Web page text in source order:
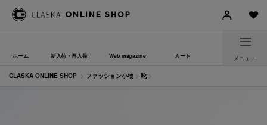
ホーム 新入荷・再入荷 Web magazine カート メニュー
CLASKA ONLINE SHOP > ファッション小物 > 靴 >